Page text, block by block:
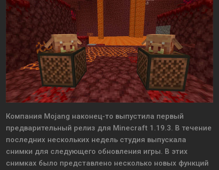
Компания Mojang наконец-то выпустила первый
предварительный релиз для Minecraft 1.19.3. В течение
последних нескольких недель студия выпускала
снимки для следующего обновления игры. В этих
снимках было представлено несколько новых функций